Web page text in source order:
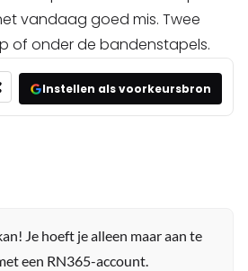
vandaag goed mis. Twee
of onder de bandenstapels.
Instellen als voorkeursbron
Je hoeft je alleen maar aan te
een RN365-account.